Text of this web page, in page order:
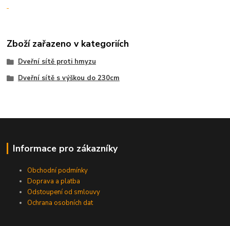
Zboží zařazeno v kategoriích
Dveřní sítě proti hmyzu
Dveřní sítě s výškou do 230cm
Informace pro zákazníky
Obchodní podmínky
Doprava a platba
Odstoupení od smlouvy
Ochrana osobních dat